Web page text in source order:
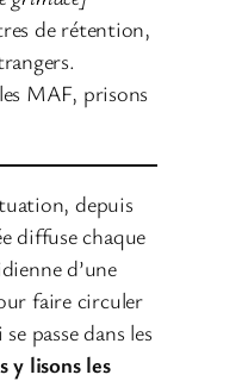
de rétention,
MAF, prisons
depuis
diffuse chaque
d’une
faire circuler
passe dans les
y lisons les